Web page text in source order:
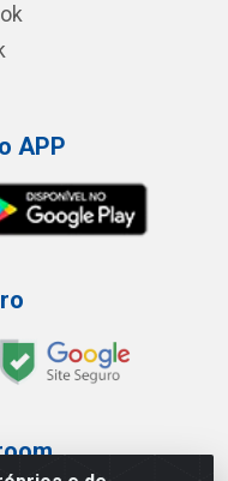
APP